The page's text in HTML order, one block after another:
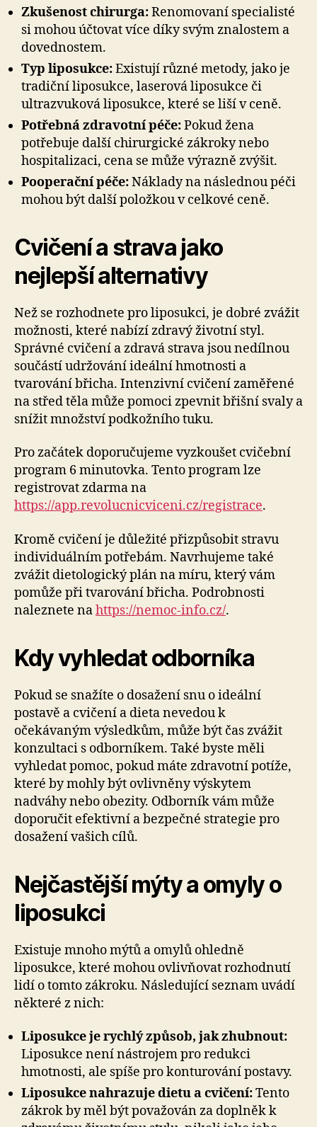
Zkušenost chirurga:Renomovaní specialisté
si mohou účtovat více díky svým znalostem a
dovednostem.
Typ liposukce:Existují různé metody, jako je
tradiční liposukce, laserová liposukce či
ultrazvuková liposukce, které se liší v ceně.
Potřebná zdravotní péče:Pokud žena
potřebuje další chirurgické zákroky nebo
hospitalizaci, cena se může výrazně zvýšit.
Pooperační péče:Náklady na následnou péči
mohou být další položkou v celkové ceně.
Cvičení a strava jako
nejlepší alternativy
Než se rozhodnete pro liposukci, je dobré zvážit
možnosti, které nabízí zdravý životní styl.
Správné cvičení a zdravá strava jsou nedílnou
součástí udržování ideální hmotnosti a
tvarování břicha. Intenzivní cvičení zaměřené
na střed těla může pomoci zpevnit břišní svaly a
snížit množství podkožního tuku.
Pro začátek doporučujeme vyzkoušet cvičební
program 6 minutovka. Tento program lze
registrovat zdarma na
https://app.revolucnicviceni.cz/registrace.
Kromě cvičení je důležité přizpůsobit stravu
individuálním potřebám. Navrhujeme také
zvážit dietologický plán na míru, který vám
pomůže při tvarování břicha. Podrobnosti
naleznete nahttps://nemoc-info.cz/.
Kdy vyhledat odborníka
Pokud se snažíte o dosažení snu o ideální
postavě a cvičení a dieta nevedou k
očekávaným výsledkům, může být čas zvážit
konzultaci s odborníkem. Také byste měli
vyhledat pomoc, pokud máte zdravotní potíže,
které by mohly být ovlivněny výskytem
nadváhy nebo obezity. Odborník vám může
doporučit efektivní a bezpečné strategie pro
dosažení vašich cílů.
Nejčastější mýty a omyly o
liposukci
Existuje mnoho mýtů a omylů ohledně
liposukce, které mohou ovlivňovat rozhodnutí
lidí o tomto zákroku. Následující seznam uvádí
některé z nich:
Liposukce je rychlý způsob, jak zhubnout:
Liposukce není nástrojem pro redukci
hmotnosti, ale spíše pro konturování postavy.
Liposukce nahrazuje dietu a cvičení:Tento
zákrok by měl být považován za doplněk k